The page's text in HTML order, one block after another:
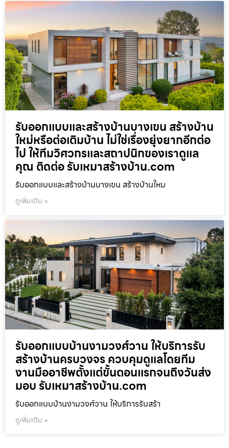
รับออกแบบและสร้างบ้านบางเขน สร้างบ้าน
ใหม่หรือต่อเติมบ้าน ไม่ใช่เรื่องยุ่งยากอีกต่อ
ไป ให้ทีมวิศวกรและสถาปนิกของเราดูแล
คุณ ติดต่อ รับเหมาสร้างบ้าน.com
รับออกแบบและสร้างบ้านบางเขน สร้างบ้านใหม
ดูเพิ่มเติม »
รับออกแบบบ้านงามวงศ์วาน ให้บริการรับ
สร้างบ้านครบวงจร ควบคุมดูแลโดยทีม
งานมืออาชีพตั้งแต่ขั้นตอนแรกจนถึงวันส่ง
มอบ รับเหมาสร้างบ้าน.com
รับออกแบบบ้านงามวงศ์วาน ให้บริการรับสร้า
ดูเพิ่มเติม »